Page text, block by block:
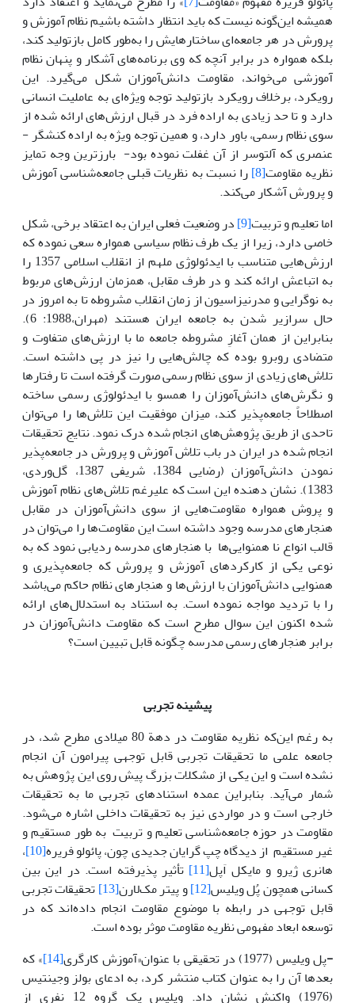
همیشه این‌گونه نیست که باید انتظار داشته باشیم نظام آموزش و
پرورش در هر جامعه‌ای ساختارهایش را به‌طور کامل بازتولید کند،
بلکه همواره در برابر آنچه که وی برنامه‌های آشکار و پنهان نظام
آموزشی می‌خواند، مقاومت دانش‌آموزان شکل می‌گیرد. این
رویکرد، برخلاف رویکرد بازتولید توجه ویژه‌ای به عاملیت انسانی
دارد و تا حد زیادی به اراده فرد در قبال ارزش‌های ارائه شده از
سوی نظام رسمی، باور دارد، و همین توجه ویژه به اراده کنشگر -
عنصری که آلتوسر از آن غفلت نموده بود- بارزترین وجه تمایز
نظریه مقاومت[8] را نسبت به نظریات قبلی جامعه‌شناسی آموزش
و پرورش آشکار می‌کند.
اما تعلیم و تربیت[9] در وضعیت فعلی ایران به اعتقاد برخی، شکل
خاصی دارد، زیرا از یک طرف نظام سیاسی همواره سعی نموده که
ارزش‌هایی متناسب با ایدئولوژی ملهم از انقلاب اسلامی 1357 را
به اتباعش ارائه کند و در طرف مقابل، همزمان ارزش‌های مربوط
به نوگرایی و مدرنیزاسیون از زمان انقلاب مشروطه تا به امروز در
حال سرازیر شدن به جامعه ایران هستند (مهران،1988: 6).
بنابراین از همان آغازِ مشروطه جامعه ما با ارزش‌های متفاوت و
متضادی روبرو بوده که چالش‌هایی را نیز در پی داشته است.
تلاش‌های زیادی از سوی نظام رسمی صورت گرفته است تا رفتارها
و نگرش‌های دانش‌آموزان را همسو با ایدئولوژی رسمی ساخته
اصطلاحاً جامعه‌پذیر کند، میزان موفقیت این تلاش‌ها را می‌توان
تاحدی از طریق پژوهش‌های انجام شده درک نمود. نتایج تحقیقات
انجام شده در ایران در باب تلاش آموزش و پرورش در جامعه‌پذیر
نمودن دانش‌آموزان (رضایی 1384، شریفی 1387، گل‌وردی،
1383). نشان دهنده این است که علیرغم تلاش‌های نظام آموزش
و پروش همواره مقاومت‌هایی از سوی دانش‌آموزان در مقابل
هنجارهای مدرسه وجود داشته است این مقاومت‌ها را می‌توان در
قالب انواع نا همنوایی‌ها با هنجارهای مدرسه ردیابی نمود که به
نوعی یکی از کارکردهای آموزش و پرورش که جامعه‌پذیری و
همنوایی دانش‌آموزان با ارزش‌ها و هنجار‌های نظام حاکم می‌باشد
را با تردید مواجه نموده است. به استناد به استدلال‌های ارائه
شده اکنون این سوال مطرح است که مقاومت دانش‌آموزان در
برابر هنجار‌های رسمی مدرسه چگونه قابل تبیین است؟
پیشینه تجربی
به رغم این‌که نظریه مقاومت در دهة 80 میلادی مطرح شد، در
جامعه علمی ما تحقیقات تجربی قابل توجهی پیرامون آن انجام
نشده است و این یکی از مشکلات بزرگ پیش روی این پژوهش به
شمار می‌آید. بنابراین عمده استناد‌های تجربی ما به تحقیقات
خارجی است و در مواردی نیز به تحقیقات داخلی اشاره می‌شود.
مقاومت در حوزه جامعه‌شناسی تعلیم و تربیت به طور مستقیم و
غیر مستقیم از دیدگاه چپ گرایان جدیدی چون، پائولو فریره[10]
،
هانری ژیرو و مایکل اَپل[11]
تأثیر پذیرفته است. در این بین
کسانی همچون پُل ویلیس[12] و پیتر مک‌لارن[13]
تحقیقات تجربی
قابل توجهی در رابطه با موضوع مقاومت انجام داده‌اند که در
توسعه ابعاد مفهومی نظریه مقاومت موثر بوده است.
-پل ویلیس (1977) در تحقیقی با عنوان«آموزش کارگری [14]
» که
بعدها آن را به عنوان کتاب منتشر کرد، به ادعای بولز وجینتیس
(1976) واکنش نشان داد. ویلیس یک گروه 12 نفری از